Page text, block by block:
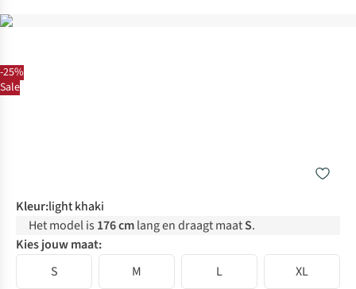
-25%
Sale
Kleur:light khaki
Het model is 176 cmlang en draagt maatS.
Kies jouw maat:
S
M L
XL